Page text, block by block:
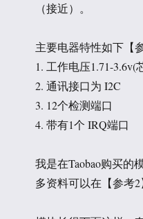
（接近）。
主要电器特性如下【
1. 工作电压1.71-3.6v(
2. 通讯接口为 I2C
3. 12个检测端口
4. 带有1个 IRQ端口
我是在Taobao购买的
多资料可以在【参考2